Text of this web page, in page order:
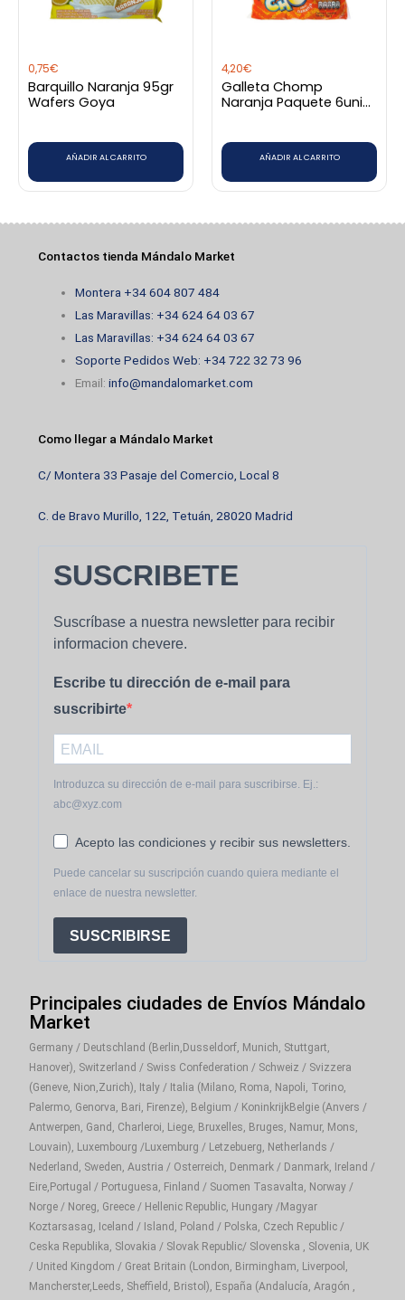
0,75€
Barquillo Naranja 95gr
Wafers Goya
AÑADIR AL CARRITO
4,20€
Galleta Chomp
Naranja Paquete 6unid
AÑADIR AL CARRITO
Contactos tienda Mándalo Market
Montera +34 604 807 484
Las Maravillas: +34 624 64 03 67
Las Maravillas: +34 624 64 03 67
Soporte Pedidos Web: +34 722 32 73 96
Email:info@mandalomarket.com
Como llegar a Mándalo Market
C/ Montera 33 Pasaje del Comercio, Local 8
C. de Bravo Murillo, 122, Tetuán, 28020 Madrid
SUSCRIBETE
Suscríbase a nuestra newsletter para recibir
informacion chevere.
Escribe tu dirección de e-mail para
suscribirte
Introduzca su dirección de e-mail para suscribirse. Ej.:
abc@xyz.com
Acepto las condiciones y recibir sus newsletters.
Puede cancelar su suscripción cuando quiera mediante el
enlace de nuestra newsletter.
SUSCRIBIRSE
Principales ciudades de Envíos Mándalo
Market
Germany / Deutschland (Berlin,Dusseldorf, Munich, Stuttgart,
Hanover), Switzerland / Swiss Confederation / Schweiz / Svizzera
(Geneve, Nion,Zurich), Italy / Italia (Milano, Roma, Napoli, Torino,
Palermo, Genorva, Bari, Firenze), Belgium / KoninkrijkBelgie (Anvers /
Antwerpen, Gand, Charleroi, Liege, Bruxelles, Bruges, Namur, Mons,
Louvain), Luxembourg /Luxemburg / Letzebuerg, Netherlands /
Nederland, Sweden, Austria / Osterreich, Denmark / Danmark, Ireland /
Eire,Portugal / Portuguesa, Finland / Suomen Tasavalta, Norway /
Norge / Noreg, Greece / Hellenic Republic, Hungary /Magyar
Koztarsasag, Iceland / Island, Poland / Polska, Czech Republic /
Ceska Republika, Slovakia / Slovak Republic/ Slovenska , Slovenia, UK
/ United Kingdom / Great Britain (London, Birmingham, Liverpool,
Mancherster,Leeds, Sheffield, Bristol), España (Andalucía, Aragón ,